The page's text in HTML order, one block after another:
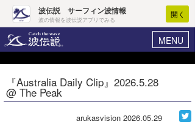
波伝説 サーフィン波情報
波の情報を波伝説アプリでみる
開く
MENU
ヘルプ マイホーム
ログイン
『Australia Daily Clip』2026.5.28
@ The Peak
arukasvision 2026.05.29
Core Surf Japan